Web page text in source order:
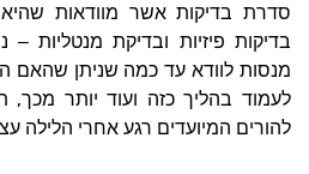
סדרת בדיקות אשר מוודאות
בדיקות פיזיות ובדיקת מנטליות –
מנסות לוודא עד כמה שניתן שהאם
לעמוד בהליך כזה ועוד יותר מכך,
להורים המיועדים רגע אחרי הלילה